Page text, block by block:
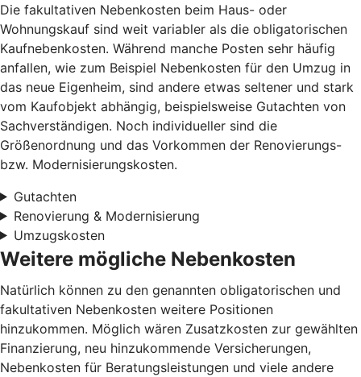
Die fakultativen Nebenkosten beim Haus- oder
Wohnungskauf sind weit variabler als die obligatorischen
Kaufnebenkosten. Während manche Posten sehr häufig
anfallen, wie zum Beispiel Nebenkosten für den Umzug in
das neue Eigenheim, sind andere etwas seltener und stark
vom Kaufobjekt abhängig, beispielsweise Gutachten von
Sachverständigen. Noch individueller sind die
Größenordnung und das Vorkommen der Renovierungs-
bzw. Modernisierungskosten.
Gutachten
Renovierung & Modernisierung
Umzugskosten
Weitere mögliche Nebenkosten
Natürlich können zu den genannten obligatorischen und
fakultativen Nebenkosten weitere Positionen
hinzukommen. Möglich wären Zusatzkosten zur gewählten
Finanzierung, neu hinzukommende Versicherungen,
Nebenkosten für Beratungsleistungen und viele andere